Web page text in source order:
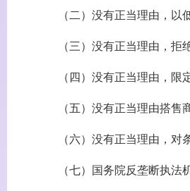
（二）没有正当理由，以
（三）没有正当理由，拒
（四）没有正当理由，限定
（五）没有正当理由搭售商
（六）没有正当理由，对条
（七）国务院反垄断执法机